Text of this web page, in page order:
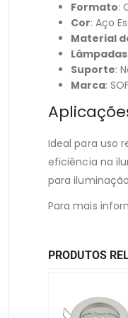
Formato:
Cor: Aço
Material
Suporte:
Marca:
Ideal para uso
eficiência na
para
Para mais
PRODUTOS